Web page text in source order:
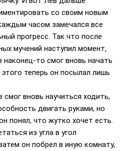
со своим новым
часом замечался все
прогресс. Так что после
мучений наступил момент,
наконец-то смог вновь начать
теперь он посылал лишь
вновь научиться ходить,
двигать руками, но
понял, что жутко хочет есть.
из угла в угол
он побрел в иную комнату,